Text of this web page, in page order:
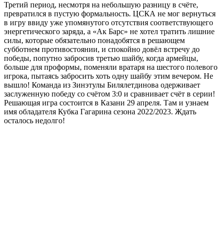
Третий период, несмотря на небольшую разницу в счёте,
превратился в пустую формальность. ЦСКА не мог вернуться
в игру ввиду уже упомянутого отсутствия соответствующего
энергетического заряда, а «Ак Барс» не хотел тратить лишние
силы, которые обязательно понадобятся в решающем
субботнем противостоянии, и спокойно довёл встречу до
победы, попутно забросив третью шайбу, когда армейцы,
больше для проформы, поменяли вратаря на шестого полевого
игрока, пытаясь забросить хоть одну шайбу этим вечером. Не
вышло! Команда из Зинэтулы Билялетдинова одерживает
заслуженную победу со счётом 3:0 и сравнивает счёт в серии!
Решающая игра состоится в Казани 29 апреля. Там и узнаем
имя обладателя Кубка Гагарина сезона 2022/2023. Ждать
осталось недолго!